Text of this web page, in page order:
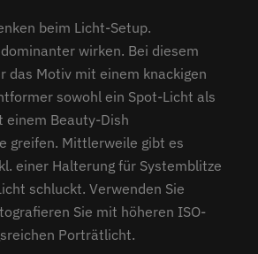
beim Licht-Setup.
wirken. Bei diesem
das Motiv mit einem knackigen
sowohl ein Spot-Licht als
einem Beauty-Dish
greifen. Mittlerweile gibt es
einer Halterung für Systemblitze
schluckt. Verwenden Sie
Sie mit höheren ISO-
Porträtlicht.